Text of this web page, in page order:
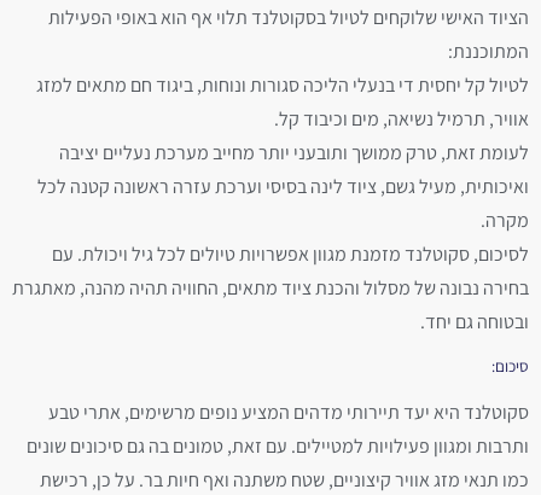
הציוד האישי שלוקחים לטיול בסקוטלנד תלוי אף הוא באופי הפעילות
המתוכננת:
לטיול קל יחסית די בנעלי הליכה סגורות ונוחות, ביגוד חם מתאים למזג
אוויר, תרמיל נשיאה, מים וכיבוד קל.
לעומת זאת, טרק ממושך ותובעני יותר מחייב מערכת נעליים יציבה
ואיכותית, מעיל גשם, ציוד לינה בסיסי וערכת עזרה ראשונה קטנה לכל
מקרה.
לסיכום, סקוטלנד מזמנת מגוון אפשרויות טיולים לכל גיל ויכולת. עם
בחירה נבונה של מסלול והכנת ציוד מתאים, החוויה תהיה מהנה, מאתגרת
ובטוחה גם יחד.
סיכום:
סקוטלנד היא יעד תיירותי מדהים המציע נופים מרשימים, אתרי טבע
ותרבות ומגוון פעילויות למטיילים. עם זאת, טמונים בה גם סיכונים שונים
כמו תנאי מזג אוויר קיצוניים, שטח משתנה ואף חיות בר. על כן, רכישת